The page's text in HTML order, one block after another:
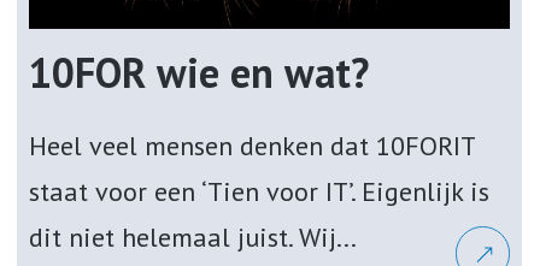
10FOR wie en wat?
Heel veel mensen denken dat 10FORIT
staat voor een ‘Tien voor IT’. Eigenlijk is
dit niet helemaal juist. Wij...